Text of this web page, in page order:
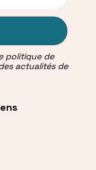
politique de
actualités de